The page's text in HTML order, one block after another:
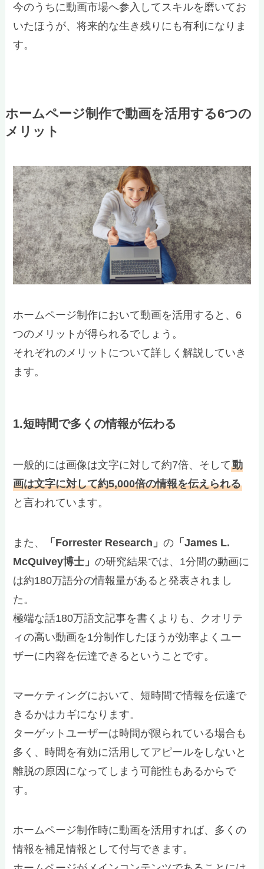
今のうちに動画市場へ参入してスキルを磨いてお
いたほうが、将来的な生き残りにも有利になりま
す。
ホームページ制作で動画を活用する6つの
メリット
ホームページ制作において動画を活用すると、6
つのメリットが得られるでしょう。
それぞれのメリットについて詳しく解説していき
ます。
1.短時間で多くの情報が伝わる
一般的には画像は文字に対して約7倍、そして動
画は文字に対して約5,000倍の情報を伝えられる
と言われています。
また、 「Forrester Research」の 「James L.
McQuivey博士」の研究結果では、1分間の動画に
は約180万語分の情報量があると発表されまし
た。
極端な話180万語文記事を書くよりも、クオリテ
ィの高い動画を1分制作したほうが効率よくユー
ザーに内容を伝達できるということです。
マーケティングにおいて、短時間で情報を伝達で
きるかはカギになります。
ターゲットユーザーは時間が限られている場合も
多く、時間を有効に活用してアピールをしないと
離脱の原因になってしまう可能性もあるからで
す。
ホームページ制作時に動画を活用すれば、多くの
情報を補足情報として付与できます。